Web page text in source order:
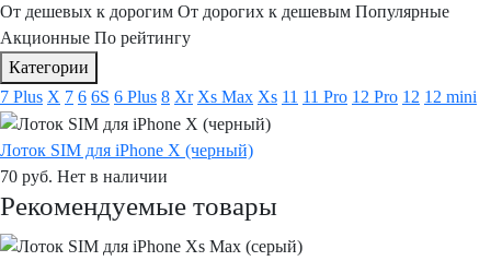
От дешевых к дорогим От дорогих к дешевым Популярные
Акционные По рейтингу
Категории
7 Plus X 7 6 6S 6 Plus 8 Xr Xs Max Xs 11 11 Pro 12 Pro 12 12 mini
Лоток SIM для iPhone X (черный)
70 руб. Нет в наличии
Рекомендуемые товары